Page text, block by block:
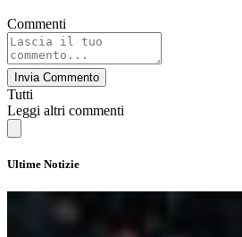
Commenti
Invia Commento
Tutti
Leggi altri commenti
Ultime Notizie